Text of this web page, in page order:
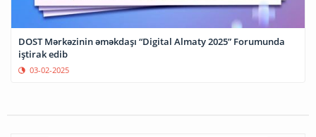
DOST Mərkəzinin əməkdaşı “Digital Almaty 2025” Forumunda
iştirak edib
03-02-2025